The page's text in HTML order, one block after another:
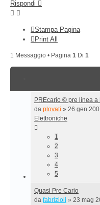
Rispondi
Stampa Pagina
Print All
1 Messaggio • Pagina 1 Di 1
PREcario © pre linea a
da plovati » 26 gen
Elettroniche
1
2
3
4
5
Quasi Pre Cario
da fabrizioli » 23 mag